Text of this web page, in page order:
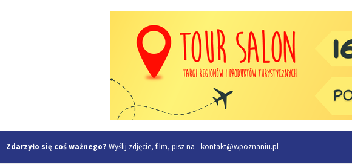
Zdarzyło się coś ważnego? Wyślij zdjęcie, film, pisz na -kontakt@wpoznaniu.pl